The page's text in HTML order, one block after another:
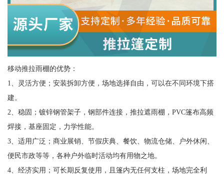
移动推拉雨棚的优势：
1、灵活方便；安装拆卸方便，场地选择自由，可以在不同环境下搭
建。
2、稳固；镀锌钢管架子，钢部件连接，推拉遮雨棚，PVC篷布高频
焊接，基座固定，力学性能。
3、适用广泛；商业展销、节假庆典、餐饮、物流仓储、户外休闲、
便民市政等等，各种户外临时活动均有用物之地。
4、经济实用；可长期反复使用，且篷内无任何支柱，场地完全利